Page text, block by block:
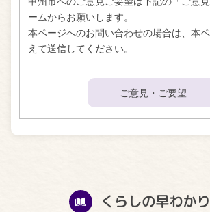
ームからお願いします。
本ページへのお問い合わせの場合は、本
えて送信してください。
ご意見・ご要望
くらしの早わか